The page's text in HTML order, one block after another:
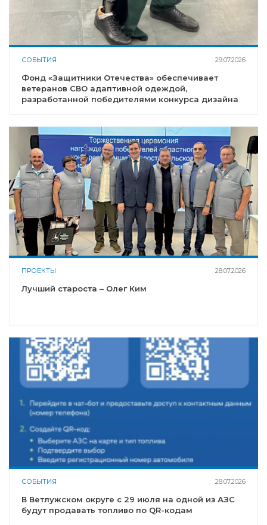
СОБЫТИЯ 29.07.2026
Фонд «Защитники Отечества» обеспечивает
ветеранов СВО адаптивной одеждой,
разработанной победителями конкурса дизайна
ПРОЕКТЫ 28.07.2026
Лучший староста – Олег Ким
СОБЫТИЯ 28.07.2026
В Ветлужском округе с 29 июля на одной из АЗС
будут продавать топливо по QR-кодам